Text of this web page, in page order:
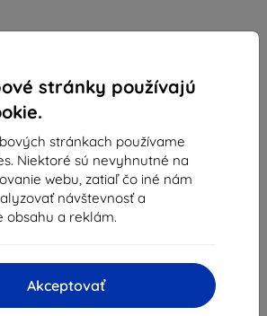
stránky používajú
stránkach používame
Niektoré sú nevyhnutné na
webu, zatiaľ čo iné nám
návštevnosť a
obsahu a reklám.
Akceptovať
HardGlass 2 Huawei P9